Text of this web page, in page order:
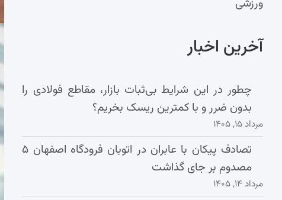
ورزشی
آخرین اخبار
چطور در این شرایط بی‌ثبات بازار، مقاطع فولادی را
بدون ضرر و با کمترین ریسک بخریم؟
مرداد ۱۵, ۱۴۰۵
تصادف پیکان با عابران در اتوبان فرودگاه اصفهان ۵
مصدوم بر جای گذاشت
مرداد ۱۴, ۱۴۰۵